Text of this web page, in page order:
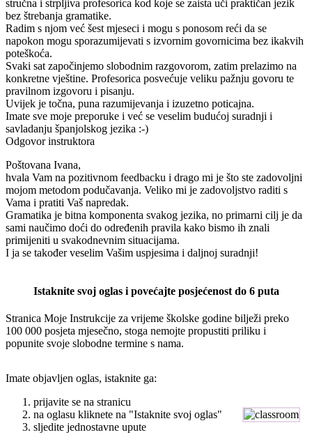
stručna i strpljiva profesorica kod koje se zaista uči praktičan jezik
bez štrebanja gramatike.
Radim s njom već šest mjeseci i mogu s ponosom reći da se
napokon mogu sporazumijevati s izvornim govornicima bez ikakvih
poteškoća.
Svaki sat započinjemo slobodnim razgovorom, zatim prelazimo na
konkretne vještine. Profesorica posvećuje veliku pažnju govoru te
pravilnom izgovoru i pisanju.
Uvijek je točna, puna razumijevanja i izuzetno poticajna.
Imate sve moje preporuke i već se veselim budućoj suradnji i
savladanju španjolskog jezika :-)
Odgovor instruktora
Poštovana Ivana,
hvala Vam na pozitivnom feedbacku i drago mi je što ste zadovoljni
mojom metodom podučavanja. Veliko mi je zadovoljstvo raditi s
Vama i pratiti Vaš napredak.
Gramatika je bitna komponenta svakog jezika, no primarni cilj je da
sami naučimo doći do određenih pravila kako bismo ih znali
primijeniti u svakodnevnim situacijama.
I ja se također veselim Vašim uspjesima i daljnoj suradnji!
Istaknite svoj oglas i povećajte posjećenost do 6 puta
Stranica Moje Instrukcije za vrijeme školske godine bilježi preko
100 000 posjeta mjesečno, stoga nemojte propustiti priliku i
popunite svoje slobodne termine s nama.
Imate objavljen oglas, istaknite ga:
prijavite se na stranicu
na oglasu kliknete na "Istaknite svoj oglas"
sljedite jednostavne upute